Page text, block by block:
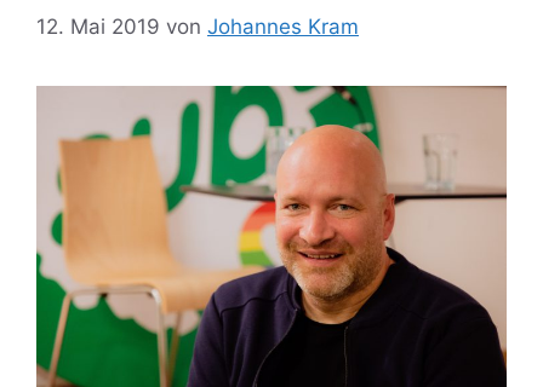
12. Mai 2019 von Johannes Kram